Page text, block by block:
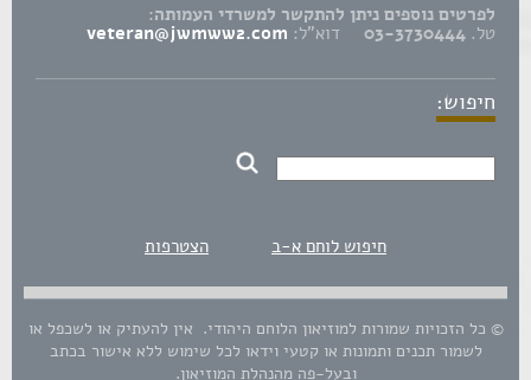
לפרטים נוספים ניתן להתקשר למשרדי העמותה:
טל. 03-3730444 דוא"ל: veteran@jwmww2.com
חיפוש:
חיפוש לוחם א-ב הצטרפות
© כל הזכויות שמורות למוזיאון הלוחם היהודי. אין להעתיק או לשכפל או
לשמור תכנים ותמונות או קטעי וידאו לכל שימוש ללא אישור בכתב
ובעל-פה מהנהלת המוזיאון.